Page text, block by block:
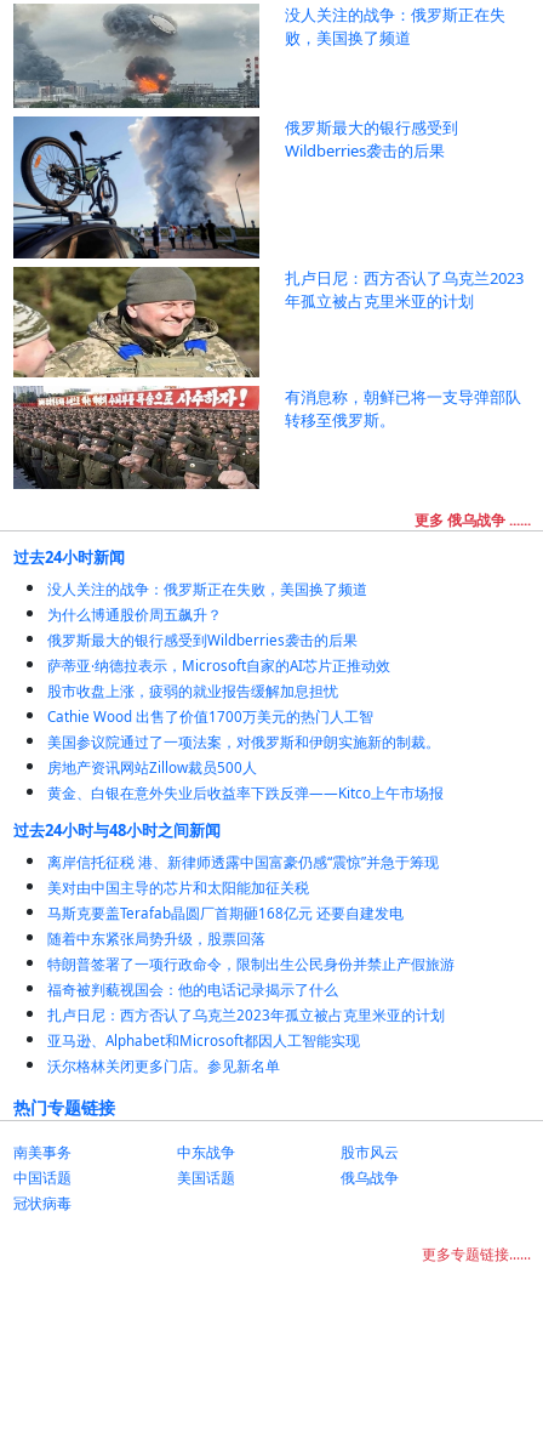
没人关注的战争：俄罗斯正在失
败，美国换了频道
俄罗斯最大的银行感受到
Wildberries袭击的后果
扎卢日尼：西方否认了乌克兰2023
年孤立被占克里米亚的计划
有消息称，朝鲜已将一支导弹部队
转移至俄罗斯。
更多 俄乌战争 ......
过去24小时新闻
没人关注的战争：俄罗斯正在失败，美国换了频道
为什么博通股价周五飙升？
俄罗斯最大的银行感受到Wildberries袭击的后果
萨蒂亚·纳德拉表示，Microsoft自家的AI芯片正推动效
股市收盘上涨，疲弱的就业报告缓解加息担忧
Cathie Wood 出售了价值1700万美元的热门人工智
美国参议院通过了一项法案，对俄罗斯和伊朗实施新的制裁。
房地产资讯网站Zillow裁员500人
黄金、白银在意外失业后收益率下跌反弹——Kitco上午市场报
过去24小时与48小时之间新闻
离岸信托征税 港、新律师透露中国富豪仍感“震惊”并急于筹现
美对由中国主导的芯片和太阳能加征关税
马斯克要盖Terafab晶圆厂首期砸168亿元 还要自建发电
随着中东紧张局势升级，股票回落
特朗普签署了一项行政命令，限制出生公民身份并禁止产假旅游
福奇被判藐视国会：他的电话记录揭示了什么
扎卢日尼：西方否认了乌克兰2023年孤立被占克里米亚的计划
亚马逊、Alphabet和Microsoft都因人工智能实现
沃尔格林关闭更多门店。参见新名单
热门专题链接
南美事务 中东战争
股市风云
中国话题
美国话题
俄乌战争
冠状病毒
更多专题链接......